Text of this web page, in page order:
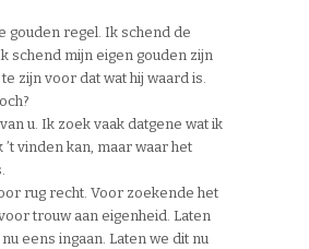
gouden regel. Ik schend de
schend mijn eigen gouden zijn
zijn voor dat wat hij waard is.
u. Ik zoek vaak datgene wat ik
’t vinden kan, maar waar het
rug recht. Voor zoekende het
trouw aan eigenheid. Laten
eens ingaan. Laten we dit nu